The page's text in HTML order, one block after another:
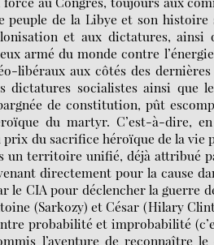
peuple de la Libye et son
et aux dictatures, ainsi
armé du monde contre
libéraux aux côtés des
dictatures socialistes ainsi que
de constitution, pût
du martyr. C’est-à-dire,
prix du sacrifice héroïque de la vie
un territoire unifié, déjà attribué
directement pour la cause
le CIA pour déclencher la guerre
(Sarkozy) et César (Hilary
probabilité et improbabilité
l’aventure de reconnaître